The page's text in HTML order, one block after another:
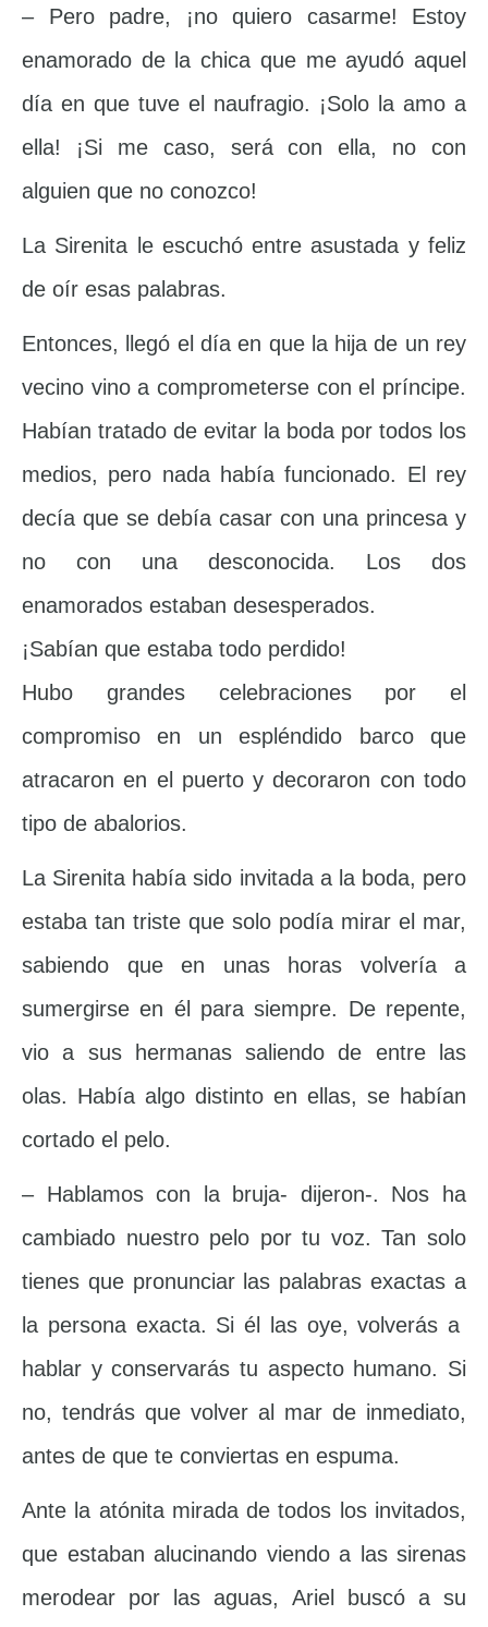
– Pero padre, ¡no quiero casarme! Estoy
enamorado de la chica que me ayudó aquel
día en que tuve el naufragio. ¡Solo la amo a
ella! ¡Si me caso, será con ella, no con
alguien que no conozco!
La Sirenita le escuchó entre asustada y feliz
de oír esas palabras.
Entonces, llegó el día en que la hija de un rey
vecino vino a comprometerse con el príncipe.
Habían tratado de evitar la boda por todos los
medios, pero nada había funcionado. El rey
decía que se debía casar con una princesa y
no con una desconocida. Los dos
enamorados estaban desesperados.
¡Sabían que estaba todo perdido!
Hubo grandes celebraciones por el
compromiso en un espléndido barco que
atracaron en el puerto y decoraron con todo
tipo de abalorios.
La Sirenita había sido invitada a la boda, pero
estaba tan triste que solo podía mirar el mar,
sabiendo que en unas horas volvería a
sumergirse en él para siempre. De repente,
vio a sus hermanas saliendo de entre las
olas. Había algo distinto en ellas, se habían
cortado el pelo.
– Hablamos con la bruja- dijeron-. Nos ha
cambiado nuestro pelo por tu voz. Tan solo
tienes que pronunciar las palabras exactas a
la persona exacta. Si él las oye, volverás a
hablar y conservarás tu aspecto humano. Si
no, tendrás que volver al mar de inmediato,
antes de que te conviertas en espuma.
Ante la atónita mirada de todos los invitados,
que estaban alucinando viendo a las sirenas
merodear por las aguas, Ariel buscó a su